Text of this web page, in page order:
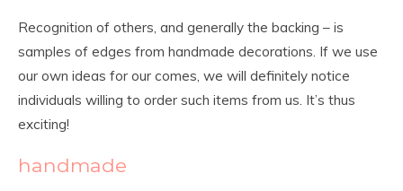
Recognition of others, and generally the backing – is
samples of edges from handmade decorations. If we use
our own ideas for our comes, we will definitely notice
individuals willing to order such items from us. It’s thus
exciting!
handmade